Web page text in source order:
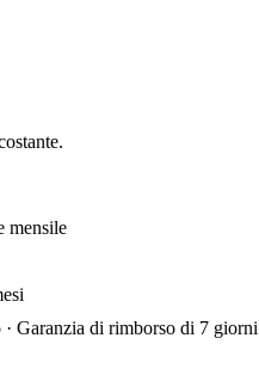
mensile
Garanzia di rimborso di 7 giorni